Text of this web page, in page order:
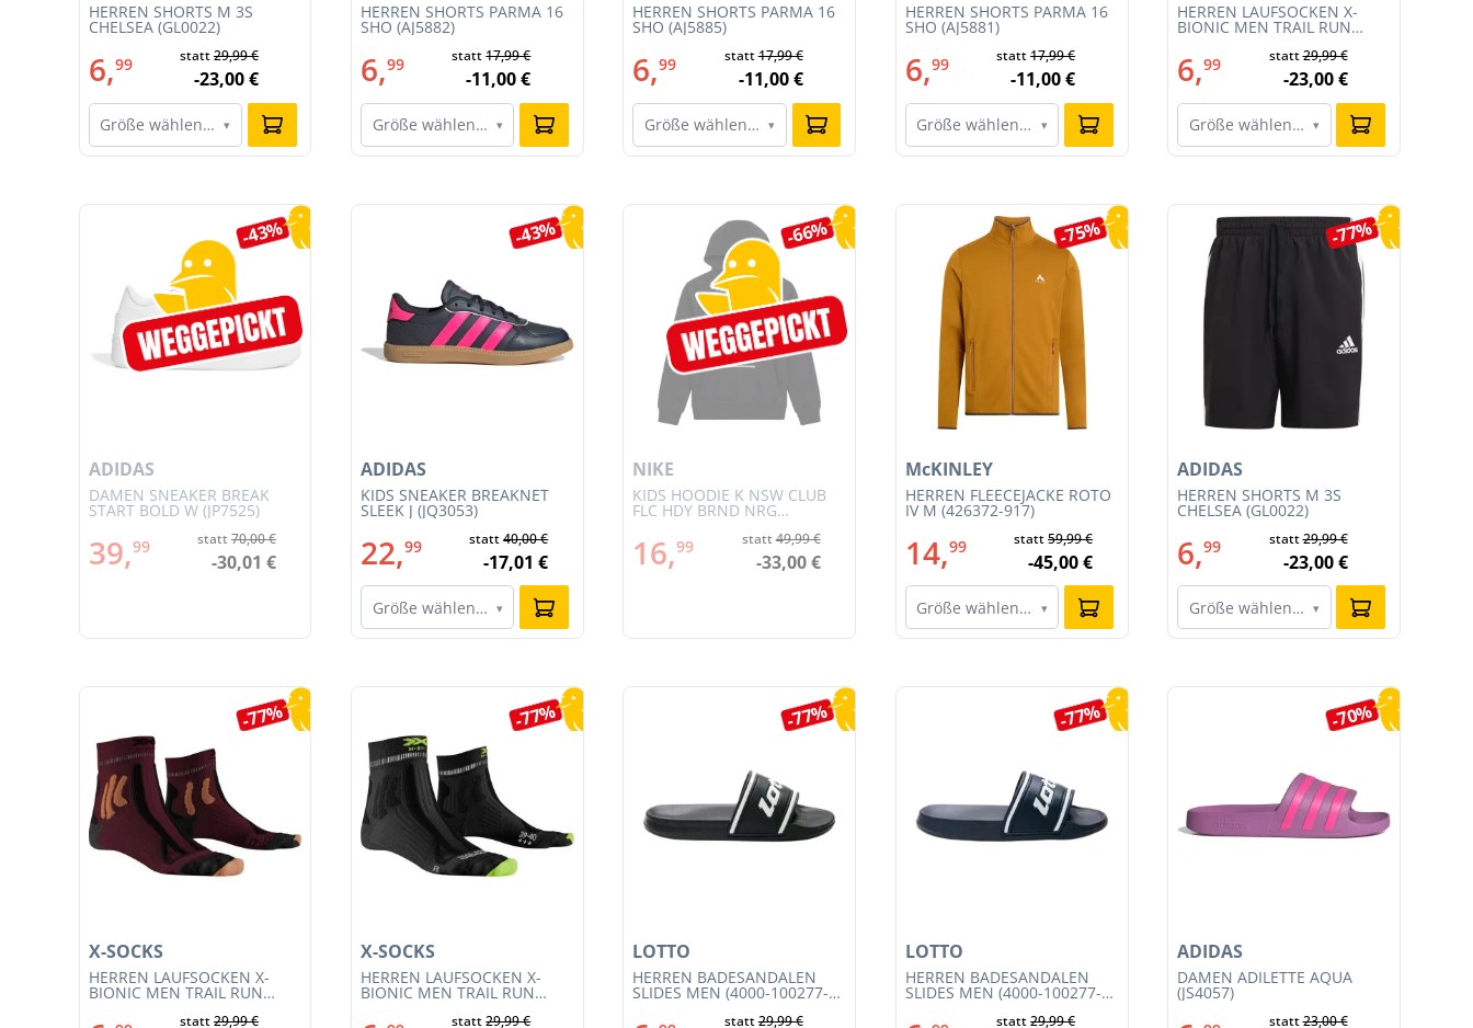
HERREN SHORTS M 3S
CHELSEA (GL0022)
6,99 statt29,99 €
-23,00 €
Größe wählen… ▾
HERREN SHORTS PARMA 16
SHO (AJ5882)
6,99 statt17,99 €
-11,00 €
Größe wählen… ▾
HERREN SHORTS PARMA 16
SHO (AJ5885)
6,99 statt17,99 €
-11,00 €
Größe wählen… ▾
HERREN SHORTS PARMA 16
SHO (AJ5881)
6,99 statt17,99 €
-11,00 €
Größe wählen… ▾
HERREN LAUFSOCKEN X-
BIONIC MEN TRAIL RUN
R019)
6,99 statt29,99 €
-23,00 €
Größe wählen… ▾
Produktgalerie überspringen
-43%
DAMEN SNEAKER BREAK
START BOLD W (JP7525)
ADIDAS
39,99 statt 70,00 €
-30,01 €
-43%
KIDS SNEAKER BREAKNET
SLEEK J (JQ3053)
ADIDAS
22,99 statt40,00 €
-17,01 €
Größe wählen… ▾
-66%
KIDS HOODIE K NSW CLUB
FLC HDY BRND NRG
NIKE
16,99 statt49,99 €
-33,00 €
-75%
HERREN FLEECEJACKE ROTO
IV M (426372-917)
McKINLEY
14,99 statt59,99 €
-45,00 €
Größe wählen… ▾
-77%
HERREN SHORTS M 3S
CHELSEA (GL0022)
ADIDAS
6,99 statt29,99 €
-23,00 €
Größe wählen… ▾
Produktgalerie überspringen
-77%
HERREN LAUFSOCKEN X-
BIONIC MEN TRAIL RUN
R019)
X-SOCKS
statt29,99 €
-77%
HERREN LAUFSOCKEN X-
BIONIC MEN TRAIL RUN
011)
X-SOCKS
statt29,99 €
-77%
HERREN BADESANDALEN
SLIDES MEN (4000-100277-
LOTTO
statt29,99 €
-77%
HERREN BADESANDALEN
SLIDES MEN (4000-100277-
LOTTO
statt29,99 €
-70%
DAMEN ADILETTE AQUA
(JS4057)
ADIDAS
statt23,00 €